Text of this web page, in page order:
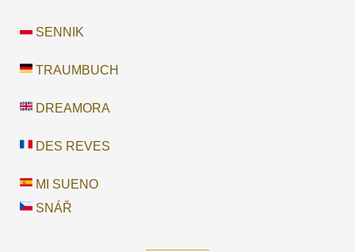
SENNIK
TRAUMBUCH
DREAMORA
DES REVES
MI SUENO
SNÁŘ